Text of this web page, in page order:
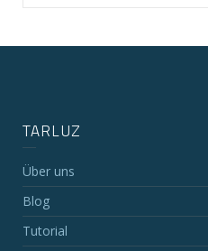
TARLUZ
Über uns
Blog
Tutorial